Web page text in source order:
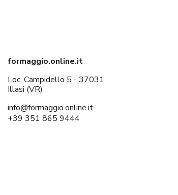
formaggio.online.it
Loc. Campidello 5 - 37031
Illasi (VR)
info@formaggio.online.it
+39 351 865 9444